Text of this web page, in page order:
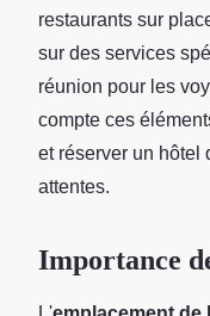
restaurants sur
sur des services
réunion pour les
compte ces
et réserver un hôtel
attentes.
Importance